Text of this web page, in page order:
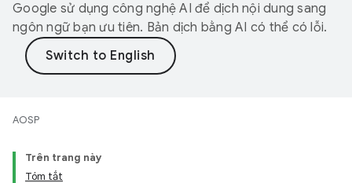
Google sử dụng công nghệ AI để dịch nội dung sang
ngôn ngữ bạn ưu tiên. Bản dịch bằng AI có thể có lỗi.
AOSP
Trên trang này
Tóm tắt